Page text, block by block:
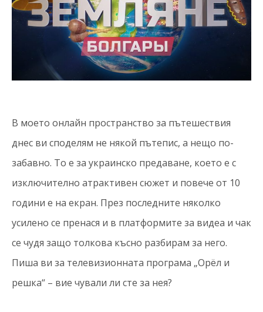
В моето онлайн пространство за пътешествия
днес ви споделям не някой пътепис, а нещо по-
забавно. То е за украинско предаване, което е с
изключително атрактивен сюжет и повече от 10
години е на екран. През последните няколко
усилено се пренася и в платформите за видеа и чак
се чудя защо толкова късно разбирам за него.
Пиша ви за телевизионната програма „Орёл и
решка“ – вие чували ли сте за нея?